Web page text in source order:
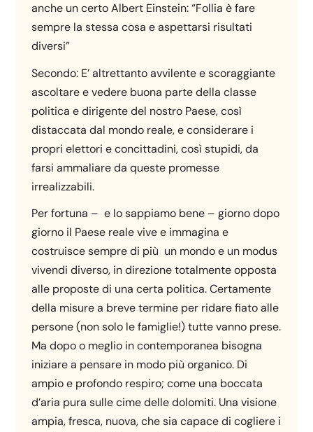
anche un certo Albert Einstein: “Follia è fare
sempre la stessa cosa e aspettarsi risultati
diversi”
Secondo: E’ altrettanto avvilente e scoraggiante
ascoltare e vedere buona parte della classe
politica e dirigente del nostro Paese, così
distaccata dal mondo reale, e considerare i
propri elettori e concittadini, così stupidi, da
farsi ammaliare da queste promesse
irrealizzabili.
Per fortuna – e lo sappiamo bene – giorno dopo
giorno il Paese reale vive e immagina e
costruisce sempre di più un mondo e un modus
vivendi diverso, in direzione totalmente opposta
alle proposte di una certa politica. Certamente
della misure a breve termine per ridare fiato alle
persone (non solo le famiglie!) tutte vanno prese.
Ma dopo o meglio in contemporanea bisogna
iniziare a pensare in modo più organico. Di
ampio e profondo respiro; come una boccata
d’aria pura sulle cime delle dolomiti. Una visione
ampia, fresca, nuova, che sia capace di cogliere i